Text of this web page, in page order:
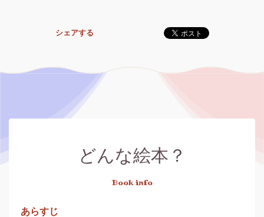
シェアする
どんな絵本？
Book info
あらすじ